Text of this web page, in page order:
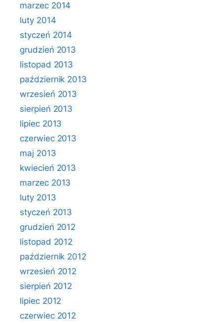
marzec 2014
luty 2014
styczeń 2014
grudzień 2013
listopad 2013
październik 2013
wrzesień 2013
sierpień 2013
lipiec 2013
czerwiec 2013
maj 2013
kwiecień 2013
marzec 2013
luty 2013
styczeń 2013
grudzień 2012
listopad 2012
październik 2012
wrzesień 2012
sierpień 2012
lipiec 2012
czerwiec 2012